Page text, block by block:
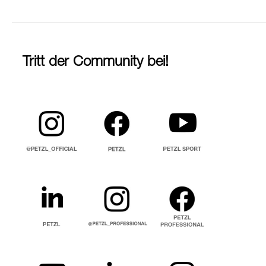
Tritt der Community bei!